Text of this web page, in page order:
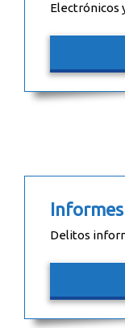
Electrónicos
Delitos